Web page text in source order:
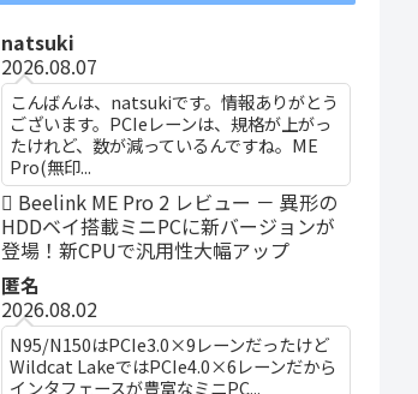
natsuki
2026.08.07
こんばんは、natsukiです。情報ありがとう
ございます。PCIeレーンは、規格が上がっ
たけれど、数が減っているんですね。ME
Pro(無印...
Beelink ME Pro 2 レビュー － 異形の
HDDベイ搭載ミニPCに新バージョンが
登場！新CPUで汎用性大幅アップ
匿名
2026.08.02
N95/N150はPCIe3.0×9レーンだったけど
Wildcat LakeではPCIe4.0×6レーンだから
インタフェースが豊富なミニPC...